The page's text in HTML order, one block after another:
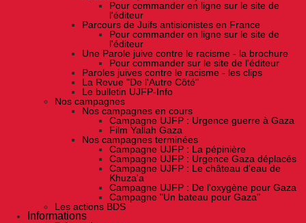
Pour commander en ligne sur le site de
l'éditeur
Parcours de Juifs antisionistes en France
Pour commander en ligne sur le site de
l'éditeur
Une Parole juive contre le racisme - la brochure
Pour commander sur le site de l'éditeur
Paroles juives contre le racisme - les clips
La Revue "De l'Autre Côté"
Le bulletin UJFP-Info
Nos campagnes
Nos campagnes en cours
Campagne UJFP : Urgence guerre à Gaza
Film Yallah Gaza
Nos campagnes terminées
Campagne UJFP : La pépinière
Campagne UJFP : Urgence Gaza déplacés
Campagne UJFP : Le château d'eau de
Khuza'a
Campagne UJFP : De l'oxygène pour Gaza
Campagne "Un bateau pour Gaza"
Les actions BDS
Informations